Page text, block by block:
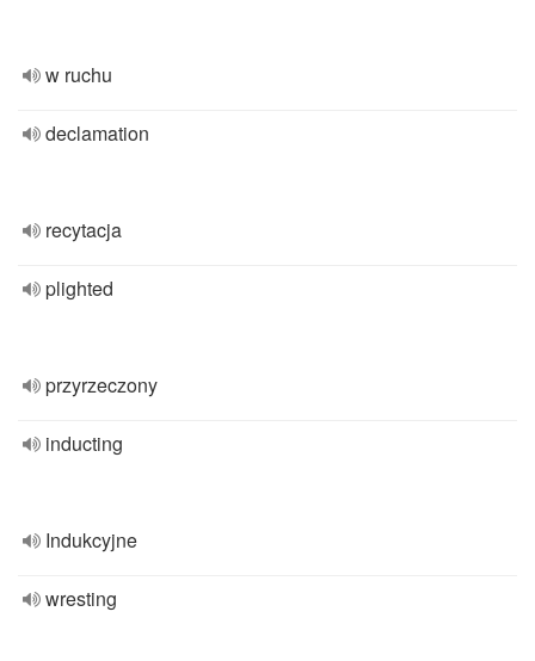
w ruchu
declamation
recytacja
plighted
przyrzeczony
inducting
Indukcyjne
wresting